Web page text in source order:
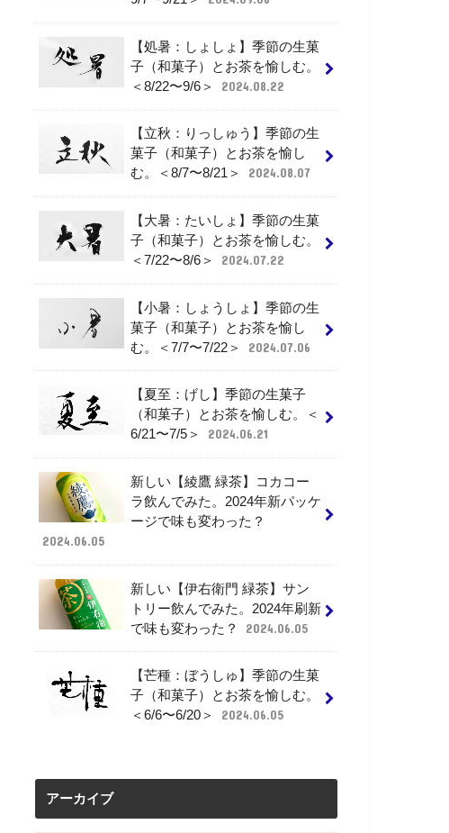
【処暑：しょしょ】季節の生菓
子（和菓子）とお茶を愉しむ。
＜8/22〜9/6＞
2024.08.22
【立秋：りっしゅう】季節の生
菓子（和菓子）とお茶を愉し
む。＜8/7〜8/21＞
2024.08.07
【大暑：たいしょ】季節の生菓
子（和菓子）とお茶を愉しむ。
＜7/22〜8/6＞
2024.07.22
【小暑：しょうしょ】季節の生
菓子（和菓子）とお茶を愉し
む。＜7/7〜7/22＞
2024.07.06
【夏至：げし】季節の生菓子
（和菓子）とお茶を愉しむ。＜
6/21〜7/5＞
2024.06.21
新しい【綾鷹 緑茶】コカコー
ラ飲んでみた。2024年新パッケ
ージで味も変わった？
2024.06.05
新しい【伊右衛門 緑茶】サン
トリー飲んでみた。2024年刷新
で味も変わった？
2024.06.05
【芒種：ぼうしゅ】季節の生菓
子（和菓子）とお茶を愉しむ。
＜6/6〜6/20＞
2024.06.05
アーカイブ